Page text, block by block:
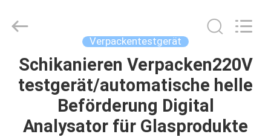
HAUS
PRODUKTE
Ltd..
Verpackentestgerät
Schikanieren Verpacken220V
testgerät/automatische helle
Beförderung Digital
Analysator für Glasprodukte